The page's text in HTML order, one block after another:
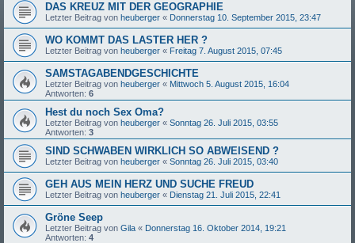
DAS KREUZ MIT DER GEOGRAPHIE
Letzter Beitrag von heuberger « Donnerstag 10. September 2015, 23:47
WO KOMMT DAS LASTER HER ?
Letzter Beitrag von heuberger « Freitag 7. August 2015, 07:45
SAMSTAGABENDGESCHICHTE
Letzter Beitrag von heuberger « Mittwoch 5. August 2015, 16:04
Antworten: 6
Hest du noch Sex Oma?
Letzter Beitrag von heuberger « Sonntag 26. Juli 2015, 03:55
Antworten: 3
SIND SCHWABEN WIRKLICH SO ABWEISEND ?
Letzter Beitrag von heuberger « Sonntag 26. Juli 2015, 03:40
GEH AUS MEIN HERZ UND SUCHE FREUD
Letzter Beitrag von heuberger « Dienstag 21. Juli 2015, 22:41
Gröne Seep
Letzter Beitrag von Gila « Donnerstag 16. Oktober 2014, 19:21
Antworten: 4